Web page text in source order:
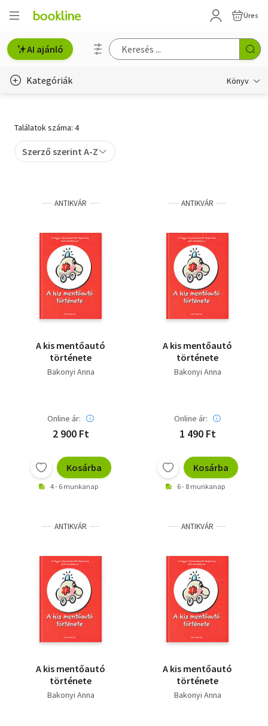
Üres
AI ajánló
Kategóriák Könyv
Gyermek- és ifjúsági
Művészet
Szakkönyv
Szótár, nyelvkönyv
Tankönyv, segédkönyv
Társadalomtudomány
Természettudomány
Találatok száma: 4
Szerző szerint A-Z
ANTIKVÁR
A kis mentőautó
története
Bakonyi Anna
Online ár:
2 900 Ft
Kosárba
4 - 6 munkanap
ANTIKVÁR
A kis mentőautó
története
Bakonyi Anna
Online ár:
1 490 Ft
Kosárba
6 - 8 munkanap
ANTIKVÁR
A kis mentőautó
története
Bakonyi Anna
ANTIKVÁR
A kis mentőautó
története
Bakonyi Anna